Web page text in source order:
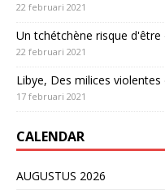
22 februari 2021
Un tchétchène risque d'être
22 februari 2021
Libye, Des milices
17 februari 2021
CALENDAR
AUGUSTUS 2026